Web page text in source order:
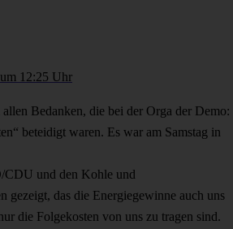
12:25 Uhr
Bedanken, die bei der Orga der Demo:
beteidigt waren. Es war am Samstag in
CDU und den Kohle und
gezeigt, das die Energiegewinne auch uns
die Folgekosten von uns zu tragen sind.